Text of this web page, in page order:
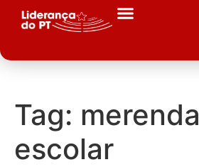
Tag: merenda
escolar